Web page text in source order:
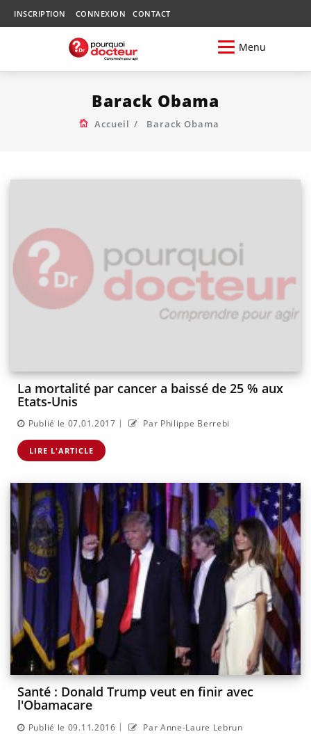
INSCRIPTION CONNEXION CONTACT
Menu
Barack Obama
Accueil Barack Obama
La mortalité par cancer a baissé de 25 % aux
Etats-Unis
Publié le 07.01.2017 | Par Philippe Berrebi
LIRE L'ARTICLE
Santé : Donald Trump veut en finir avec
l'Obamacare
Publié le 09.11.2016 | Par Anne-Laure Lebrun